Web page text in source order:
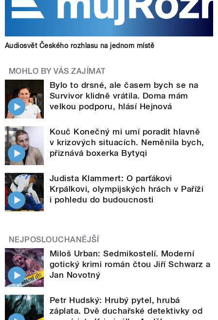
Audiosvět Českého rozhlasu na jednom místě
MOHLO BY VÁS ZAJÍMAT
Bylo to drsné, ale časem bych se na
Survivor klidně vrátila. Doma mám
velkou podporu, hlásí Hejnová
Kouč Konečný mi umí poradit hlavně
v krizových situacích. Neměnila bych,
přiznává boxerka Bytyqi
Judista Klammert: O parťákovi
Krpálkovi, olympijských hrách v Paříži
i pohledu do budoucnosti
NEJPOSLOUCHANĚJŠÍ
Miloš Urban: Sedmikostelí. Moderní
gotický krimi román čtou Jiří Schwarz a
Jan Novotný
Petr Hudský: Hrubý pytel, hrubá
záplata. Dvě duchařské detektivky od